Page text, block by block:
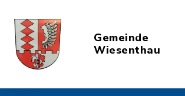
Gemeinde
Wiesenthau